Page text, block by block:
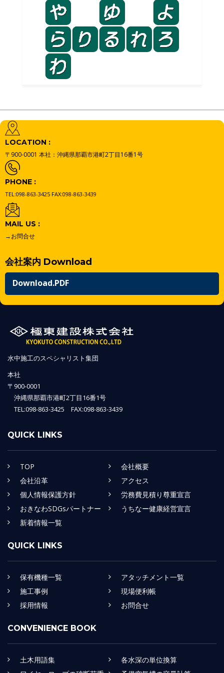
LOCATION :
〒900-0001 本社：沖縄県那覇市港町2丁目16番1号
PHONE :
TEL:098-863-3425 FAX:098-863-3439
MAIL US :
→お問合せ
会社案内 Download
Download.PDF
水中施工のスペシャリスト集団
本社
〒900-0001
沖縄県那覇市港町2丁目16番1号
TEL:098-863-3425 FAX:098-863-3439
QUICK LINKS
TOP
会社概要
会社沿革
アクセス
個人情報保護方針
労務費見積り尊重宣言
おきなわSDGsパートナー
うちなー健康経営宣言
新着情報一覧
QUICK LINKS
保有機種一覧
アタッチメント一覧
施工事例
現場便利帳
採用情報
お問合せ
CONVENIENCE BOOK
土木用語集
各水深の単位換算